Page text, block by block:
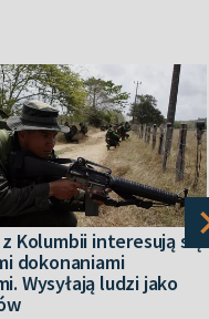
Kolumbii interesują się
dokonaniami
Wysyłają ludzi jako